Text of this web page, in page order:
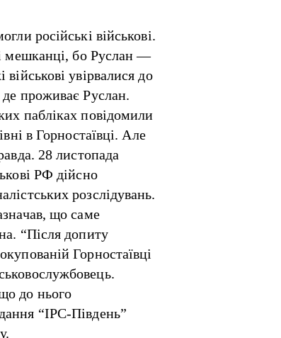
російські військові.
мешканці, бо Руслан —
увірвалися до
проживає Руслан.
пабліках повідомили
в Горностаївці. Але
28 листопада
РФ дійсно
розслідувань.
що саме
“Після допиту
Горностаївці
до нього
“ІРС-Південь”